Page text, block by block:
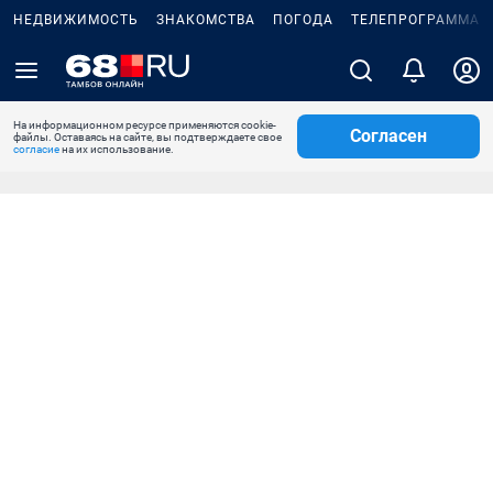
НЕДВИЖИМОСТЬ ЗНАКОМСТВА ПОГОДА ТЕЛЕПРОГРАММА
На информационном ресурсе применяются cookie-
файлы. Оставаясь на сайте, вы подтверждаете свое
согласиена их использование.
Согласен